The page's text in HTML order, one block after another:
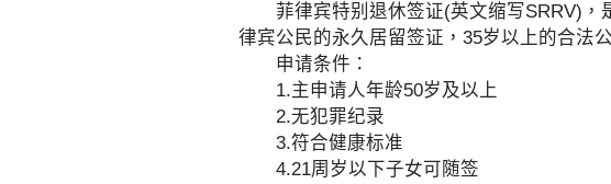
菲律宾特别退休签证(英文缩写SRRV)，
律宾公民的永久居留签证，35岁以上的合法
申请条件：
1.主申请人年龄50岁及以上
2.无犯罪纪录
3.符合健康标准
4.21周岁以下子女可随签